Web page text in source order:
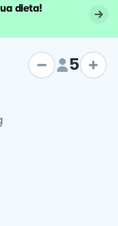
dieta!
5